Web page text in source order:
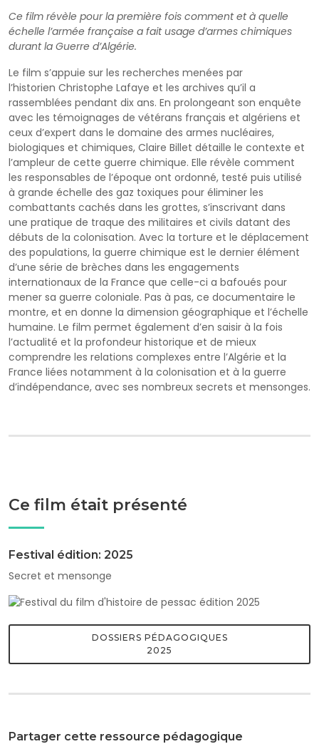
Ce film révèle pour la première fois comment et à quelle
échelle l’armée française a fait usage d’armes chimiques
durant la Guerre d’Algérie.
Le film s’appuie sur les recherches menées par
l’historien Christophe Lafaye et les archives qu’il a
rassemblées pendant dix ans. En prolongeant son enquête
avec les témoignages de vétérans français et algériens et
ceux d’expert dans le domaine des armes nucléaires,
biologiques et chimiques, Claire Billet détaille le contexte et
l’ampleur de cette guerre chimique. Elle révèle comment
les responsables de l’époque ont ordonné, testé puis utilisé
à grande échelle des gaz toxiques pour éliminer les
combattants cachés dans les grottes, s’inscrivant dans
une pratique de traque des militaires et civils datant des
débuts de la colonisation. Avec la torture et le déplacement
des populations, la guerre chimique est le dernier élément
d’une série de brèches dans les engagements
internationaux de la France que celle-ci a bafoués pour
mener sa guerre coloniale. Pas à pas, ce documentaire le
montre, et en donne la dimension géographique et l’échelle
humaine. Le film permet également d’en saisir à la fois
l’actualité et la profondeur historique et de mieux
comprendre les relations complexes entre l’Algérie et la
France liées notamment à la colonisation et à la guerre
d’indépendance, avec ses nombreux secrets et mensonges.
Ce film était présenté
Festival édition: 2025
Secret et mensonge
DOSSIERS PÉDAGOGIQUES
2025
Partager cette ressource pédagogique